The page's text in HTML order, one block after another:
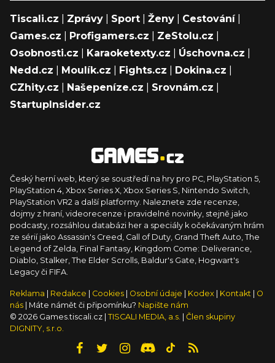
Tiscali.cz Zprávy Sport Ženy Cestování|
Games.cz
Profigamers.cz ZeStolu.cz
Osobnosti.cz
Karaoketexty.cz Úschovna.cz
Nedd.cz
Moulík.cz Fights.cz Dokina.cz
CZhity.cz
Našepeníze.cz Srovnám.cz
StartupInsider.cz
Český herní web, který se soustředí na hry pro PC, PlayStation 5,
PlayStation 4, Xbox Series X, Xbox Series S, Nintendo Switch,
PlayStation VR2 a další platformy. Naleznete zde recenze,
dojmy z hraní, videorecenze i pravidelné novinky, stejně jako
podcasty, rozsáhlou databázi her a speciály k očekávaným hrám
ze sérií jako Assassin's Creed, Call of Duty, Grand Theft Auto, The
Legend of Zelda, Final Fantasy, Kingdom Come: Deliverance,
Diablo, Stalker, The Elder Scrolls, Baldur's Gate, Hogwart's
Legacy či FIFA.
Reklama Redakce Cookies Osobní údaje Kodex Kontakt
O
nás
| Máte námět či připomínku? Napište nám
© 2026 Games.tiscali.cz | TISCALI MEDIA, a.s.
Člen skupiny
DIGNITY, s.r.o.